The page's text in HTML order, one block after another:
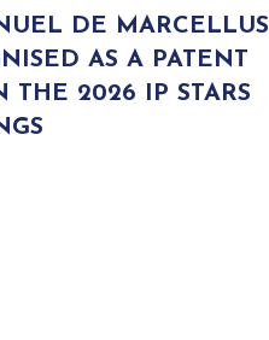
DE MARCELLUS
AS A PATENT
THE 2026 IP STARS